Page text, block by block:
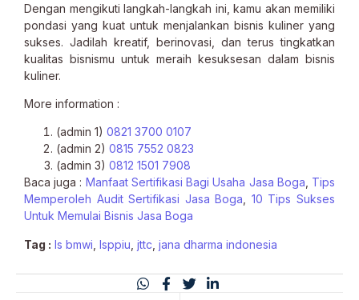
Dengan mengikuti langkah-langkah ini, kamu akan memiliki
pondasi yang kuat untuk menjalankan bisnis kuliner yang
sukses. Jadilah kreatif, berinovasi, dan terus tingkatkan
kualitas bisnismu untuk meraih kesuksesan dalam bisnis
kuliner.
More information :
(admin 1) 0821 3700 0107
(admin 2) 0815 7552 0823
(admin 3) 0812 1501 7908
Baca juga : Manfaat Sertifikasi Bagi Usaha Jasa Boga, Tips
Memperoleh Audit Sertifikasi Jasa Boga, 10 Tips Sukses
Untuk Memulai Bisnis Jasa Boga
Tag : ls bmwi lsppiu jttc jana dharma indonesia